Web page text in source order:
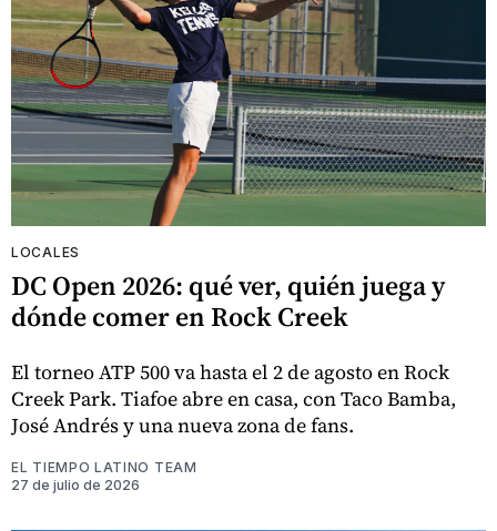
LOCALES
DC Open 2026: qué ver, quién juega y
dónde comer en Rock Creek
El torneo ATP 500 va hasta el 2 de agosto en Rock
Creek Park. Tiafoe abre en casa, con Taco Bamba,
José Andrés y una nueva zona de fans.
EL TIEMPO LATINO TEAM
27 de julio de 2026